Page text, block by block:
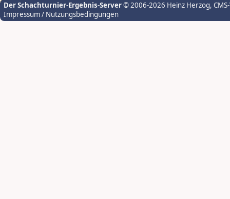
Der Schachturnier-Ergebnis-Server© 2006-2026 Heinz Herzog,
Impressum / Nutzungsbedingungen